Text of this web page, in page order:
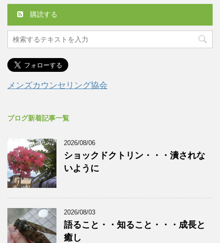
購読する
メンズカウンセリング協会
ブログ新着記事一覧
2026/08/06
ショックドクトリン・・・潰されな
いように
2026/08/03
語ること・・知ること・・・成長と
癒し